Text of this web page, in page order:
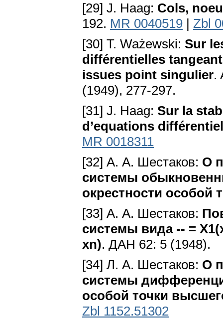
[29] J. Haag: Cols,
192. MR 0040519 | Zbl
[30] Т. Ważewski: Sur
différentielles
issues point singulier.
(1949), 277-297.
[31] J. Haag: Sur la
d’equations
MR 0018311
[32] А. А. Шестаков: О
системы
окрестности особой
[33] А. А. Шестаков:
системы вида -- =
xn). ДАН 62: 5 (1948).
[34] Л. А. Шестаков: О
системы
особой точки
Zbl 1152.51302